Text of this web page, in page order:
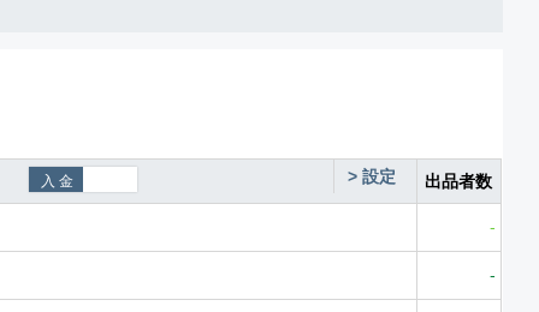
> 設定 出品者数
-
-